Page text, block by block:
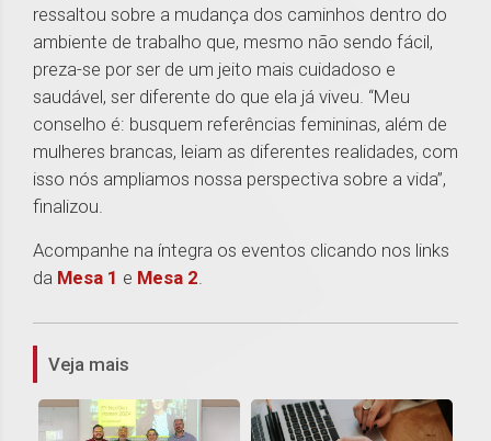
ressaltou sobre a mudança dos caminhos dentro do
ambiente de trabalho que, mesmo não sendo fácil,
preza-se por ser de um jeito mais cuidadoso e
saudável, ser diferente do que ela já viveu. “Meu
conselho é: busquem referências femininas, além de
mulheres brancas, leiam as diferentes realidades, com
isso nós ampliamos nossa perspectiva sobre a vida”,
finalizou.
Acompanhe na íntegra os eventos clicando nos links
da Mesa 1 e Mesa 2.
Veja mais